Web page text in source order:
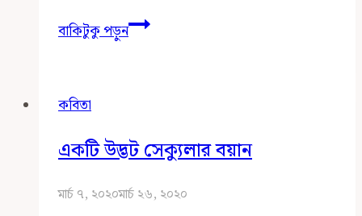
বাকিটুকু পড়ুনজীবনের
জমিন
কবিতা
একটি উদ্ভট সেক্যুলার বয়ান
মার্চ ৭, ২০২০মার্চ ২৬, ২০২০